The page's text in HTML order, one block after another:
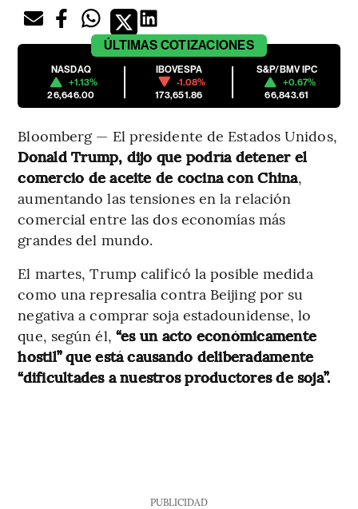
ÚLTIMAS COTIZACIONES
NASDAQ
+1.13%
26,646.00
IBOVESPA
-1.08%
173,651.86
S&P/BMV IPC
+0.67%
66,843.61
Bloomberg — El presidente de Estados Unidos,
Donald Trump, dijo que podría detener el
comercio de aceite de cocina con China,
aumentando las tensiones en la relación
comercial entre las dos economías más
grandes del mundo.
El martes, Trump calificó la posible medida
como una represalia contra Beijing por su
negativa a comprar soja estadounidense, lo
que, según él, “es un acto económicamente
hostil” que está causando deliberadamente
“dificultades a nuestros productores de soja”.
PUBLICIDAD